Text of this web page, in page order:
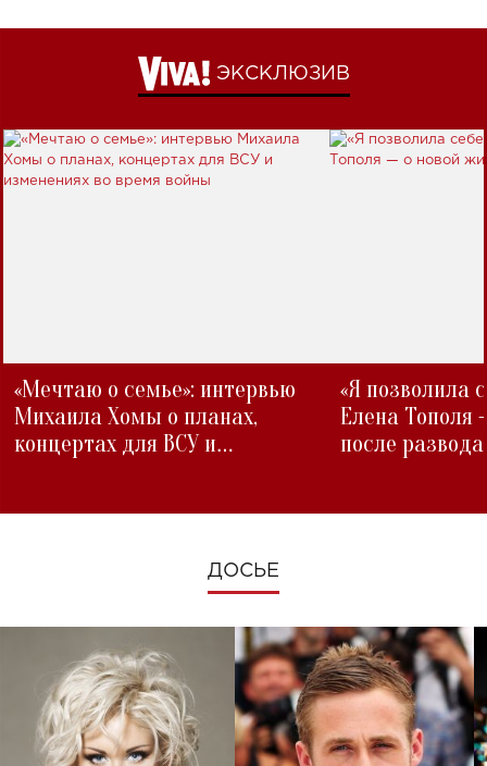
ЭКСКЛЮЗИВ
«Мечтаю о семье»: интервью
Михаила Хомы о планах,
концертах для ВСУ и
«Я позволила
Елена Тополя
после развода
ДОСЬЕ